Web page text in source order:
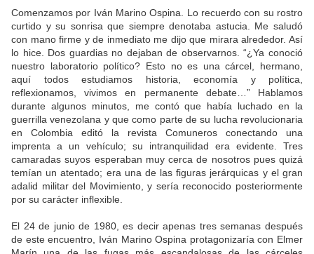
Comenzamos por Iván Marino Ospina. Lo recuerdo con su rostro
curtido y su sonrisa que siempre denotaba astucia. Me saludó
con mano firme y de inmediato me dijo que mirara alrededor. Así
lo hice. Dos guardias no dejaban de observarnos. “¿Ya conoció
nuestro laboratorio político? Esto no es una cárcel, hermano,
aquí todos estudiamos historia, economía y política,
reflexionamos, vivimos en permanente debate…” Hablamos
durante algunos minutos, me contó que había luchado en la
guerrilla venezolana y que como parte de su lucha revolucionaria
en Colombia editó la revista Comuneros conectando una
imprenta a un vehículo; su intranquilidad era evidente. Tres
camaradas suyos esperaban muy cerca de nosotros pues quizá
temían un atentado; era una de las figuras jerárquicas y el gran
adalid militar del Movimiento, y sería reconocido posteriormente
por su carácter inflexible.
El 24 de junio de 1980, es decir apenas tres semanas después
de este encuentro, Iván Marino Ospina protagonizaría con Elmer